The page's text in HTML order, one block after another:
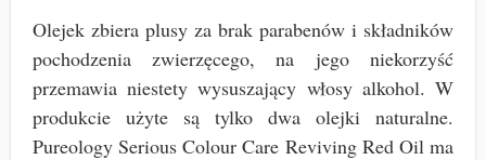
Olejek zbiera plusy za brak parabenów i składników
pochodzenia zwierzęcego, na jego niekorzyść
przemawia niestety wysuszający włosy alkohol. W
produkcie użyte są tylko dwa olejki naturalne.
Pureology Serious Colour Care Reviving Red Oil ma